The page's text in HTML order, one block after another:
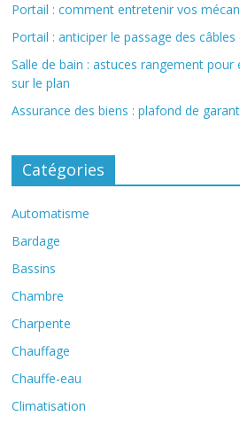
Portail : comment entretenir vos
Portail : anticiper le passage des câbles
Salle de bain : astuces rangement pour
sur le plan
Assurance des biens : plafond de
Catégories
Automatisme
Bardage
Bassins
Chambre
Charpente
Chauffage
Chauffe-eau
Climatisation